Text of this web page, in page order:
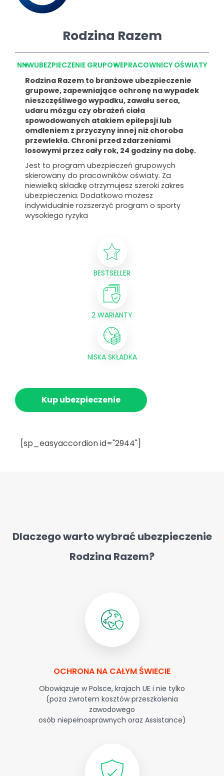
Rodzina Razem
NNWUBEZPIECZENIE GRUPOWEPRACOWNICY OŚWIATY
Rodzina Razem to branżowe ubezpieczenie
grupowe, zapewniające ochronę na wypadek
nieszczęśliwego wypadku, zawału serca,
udaru mózgu czy obrażeń ciała
spowodowanych atakiem epilepsji lub
omdleniem z przyczyny innej niż choroba
przewlekła. Chroni przed zdarzeniami
losowymi przez cały rok, 24 godziny na dobę.
Jest to program ubezpieczeń grupowych
skierowany do pracowników oświaty. Za
niewielką składkę otrzymujesz szeroki zakres
ubezpieczenia. Dodatkowo możesz
indywidualnie rozszerzyć program o sporty
wysokiego ryzyka
BESTSELLER
2 WARIANTY
NISKA SKŁADKA
Kup ubezpieczenie
[sp_easyaccordion id="2944"]
Dlaczego warto wybrać ubezpieczenie
Rodzina Razem?
OCHRONA NA CAŁYM ŚWIECIE
Obowiązuje w Polsce, krajach UE i nie tylko
(poza zwrotem kosztów przeszkolenia
zawodowego
osób niepełnosprawnych oraz Assistance)